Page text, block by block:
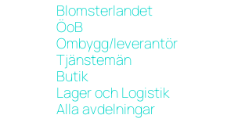
Blomsterlandet
ÖoB
Ombygg/leverantör
Tjänstemän
Butik
Lager och Logistik
Alla avdelningar